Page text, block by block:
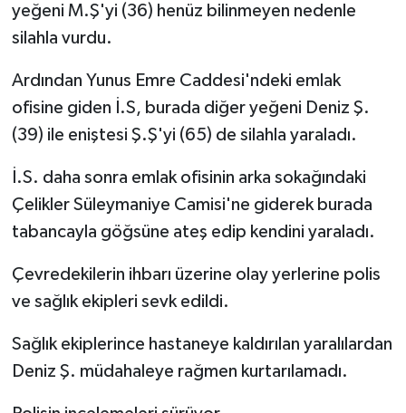
yeğeni M.Ş'yi (36) henüz bilinmeyen nedenle
silahla vurdu.
Ardından Yunus Emre Caddesi'ndeki emlak
ofisine giden İ.S, burada diğer yeğeni Deniz Ş.
(39) ile eniştesi Ş.Ş'yi (65) de silahla yaraladı.
İ.S. daha sonra emlak ofisinin arka sokağındaki
Çelikler Süleymaniye Camisi'ne giderek burada
tabancayla göğsüne ateş edip kendini yaraladı.
Çevredekilerin ihbarı üzerine olay yerlerine polis
ve sağlık ekipleri sevk edildi.
Sağlık ekiplerince hastaneye kaldırılan yaralılardan
Deniz Ş. müdahaleye rağmen kurtarılamadı.